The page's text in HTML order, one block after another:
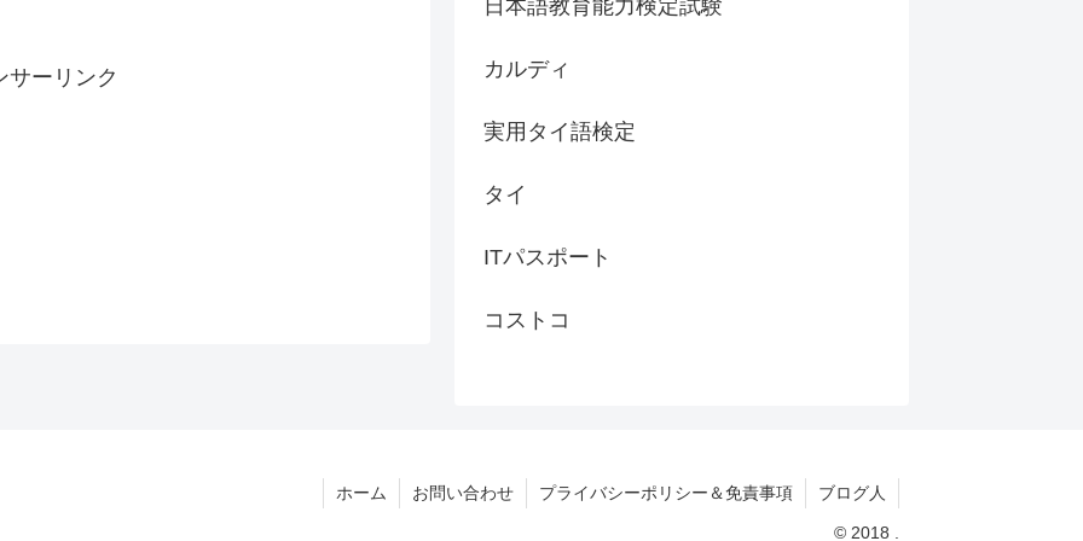
サーリンク
日本語教育能力検定試験
カルディ
実用タイ語検定
タイ
ITパスポート
コストコ
ホーム お問い合わせ プライバシーポリシー＆免責事項 ブログ人
© 2018 .